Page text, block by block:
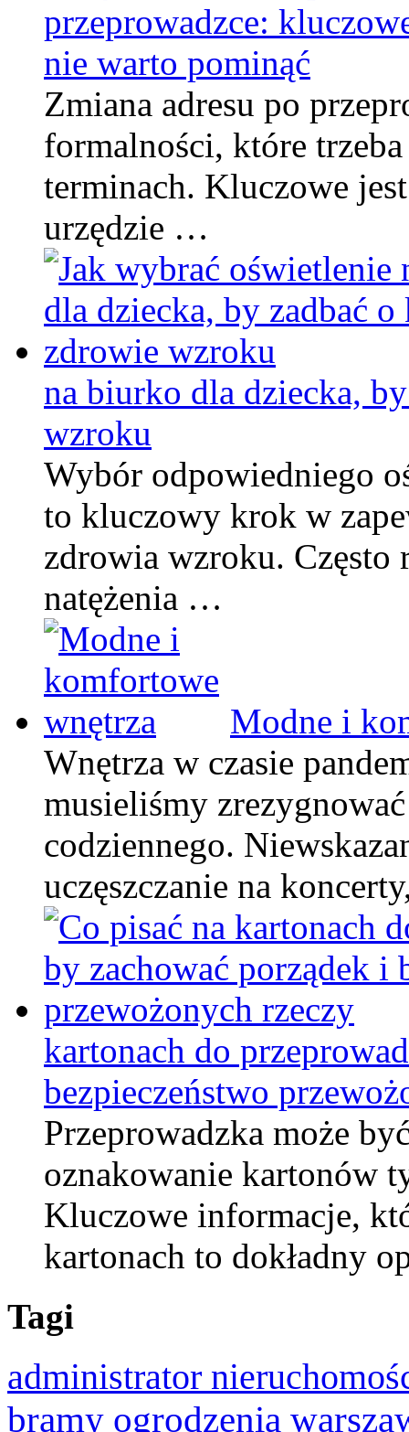
przeprowadzce:
nie warto pominąć
Zmiana adresu po
formalności, które
terminach. Kluczowe
urzędzie …
na biurko dla dziecka,
wzroku
Wybór odpowiedniego
to kluczowy krok w
zdrowia wzroku. Często
natężenia …
Modne i
Wnętrza w czasie
musieliśmy
codziennego.
uczęszczanie na
kartonach do
bezpieczeństwo
Przeprowadzka może
oznakowanie kartonów
Kluczowe informacje,
kartonach to dokładny
Tagi
administrator
bramy ogrodzenia